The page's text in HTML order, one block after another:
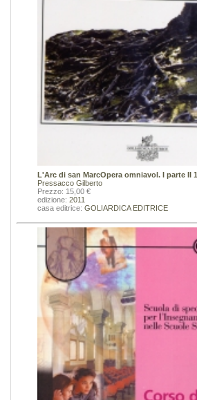
L'Arc di san MarcOpera omniavol. I parte II
Pressacco Gilberto
Prezzo: 15,00 €
edizione: 2011
casa editrice: GOLIARDICA EDITRICE